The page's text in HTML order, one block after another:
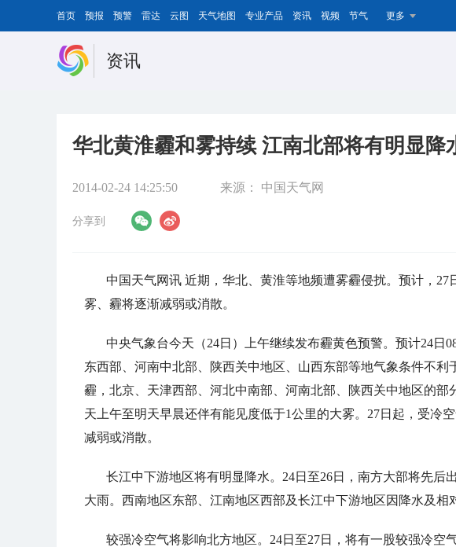
首页 预报 预警 雷达 云图 天气地图 专业产品 资讯 视频 节气 更多
资讯
华北黄淮霾和雾持续 江南北部将有明显降
2014-02-24 14:25:50 来源： 中国天气网
分享到
中国天气网讯 近期，华北、黄淮等地频遭雾霾侵扰。预计，
雾、霾将逐渐减弱或消散。
中央气象台今天（24日）上午继续发布霾黄色预警。预计24日
东西部、河南中北部、陕西关中地区、山西东部等地气象条件不
霾，北京、天津西部、河北中南部、河南北部、陕西关中地区的部
天上午至明天早晨还伴有能见度低于1公里的大雾。27日起，受冷
减弱或消散。
长江中下游地区将有明显降水。24日至26日，南方大部将先后
大雨。西南地区东部、江南地区西部及长江中下游地区因降水及相
较强冷空气将影响北方地区。24日至27日，将有一股较强冷空